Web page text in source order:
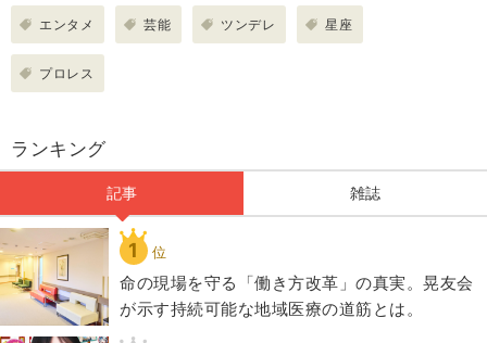
エンタメ 芸能 ツンデレ 星座
プロレス
ランキング
記事 雑誌
1 位
​命の現場を守る「働き方改革」の真実。晃友会
が示す持続可能な地域医療の道筋とは。